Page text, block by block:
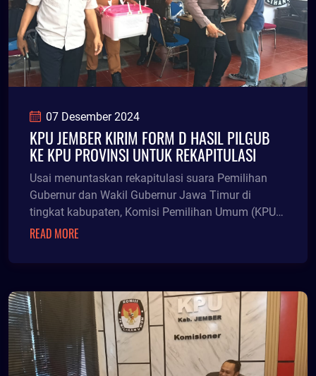
07 Desember 2024
KPU JEMBER KIRIM FORM D HASIL PILGUB
KE KPU PROVINSI UNTUK REKAPITULASI
Usai menuntaskan rekapitulasi suara Pemilihan
Gubernur dan Wakil Gubernur Jawa Timur di
tingkat kabupaten, Komisi Pemilihan Umum (KPU)
Jember mengirim hasil rekapitulasi ke KPU Jawa
READ MORE